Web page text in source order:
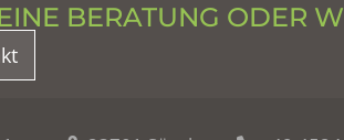
BERATUNG ODER